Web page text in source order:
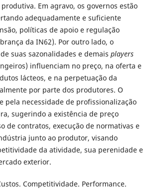
Em agravo, os governos estão
adequadamente e suficiente
políticas de apoio e regulação
da IN62). Por outro lado, o
suas sazonalidades e demais players
influenciam no preço, na oferta e
lácteos, e na perpetuação da
por parte dos produtores. O
pela necessidade de profissionalização
sugerindo a existência de preço
de contratos, execução de normativas e
junto ao produtor, visando
da atividade, sua perenidade e
exterior.
Competitividade. Performance.